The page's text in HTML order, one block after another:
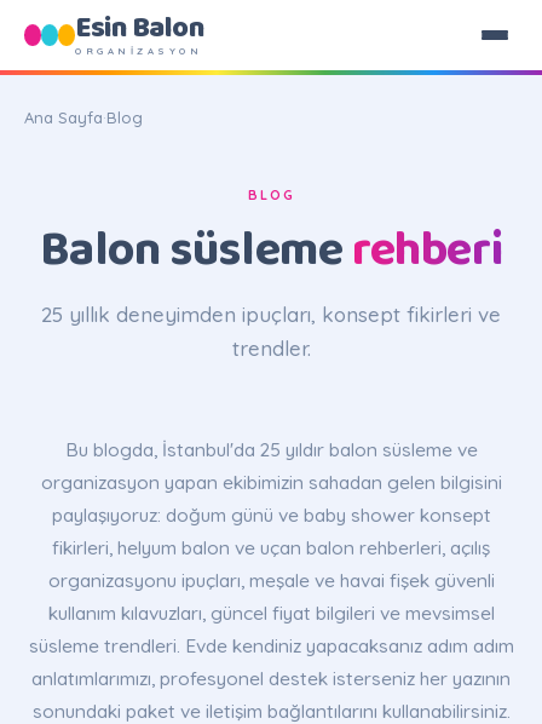
Esin Balon
ORGANİZASYON
Ana Sayfa·Blog
BLOG
Balon süslemerehberi
25 yıllık deneyimden ipuçları, konsept fikirleri ve
trendler.
Bu blogda, İstanbul'da 25 yıldır balon süsleme ve
organizasyon yapan ekibimizin sahadan gelen bilgisini
paylaşıyoruz: doğum günü ve baby shower konsept
fikirleri, helyum balon ve uçan balon rehberleri, açılış
organizasyonu ipuçları, meşale ve havai fişek güvenli
kullanım kılavuzları, güncel fiyat bilgileri ve mevsimsel
süsleme trendleri. Evde kendiniz yapacaksanız adım adım
anlatımlarımızı, profesyonel destek isterseniz her yazının
sonundaki paket ve iletişim bağlantılarını kullanabilirsiniz.